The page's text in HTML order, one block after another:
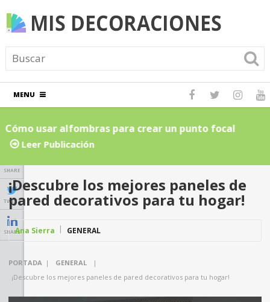
MENU
Cómo usar alfombras para crear un punto focal
atractivo en el hogar: Guía para principiantes
Leer Publicación
SHARE
TWEET
SHARE
¡Descubre los mejores paneles de
pared decorativos para tu hogar!
Ana Sierra GENERAL
PORTADA | GENERAL
|
¡Descubre los mejores paneles de pared decorativos para tu hogar!